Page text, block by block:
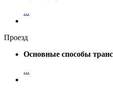
...
Проезд
Основные способы
...